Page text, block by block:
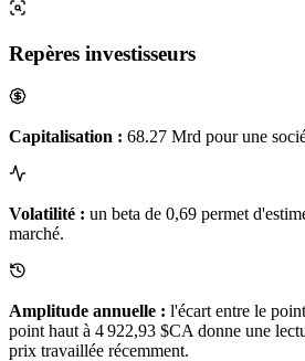
Repères investisseurs
Capitalisation : 68.27 Mrd pour une
Volatilité : un beta de 0,69 permet
marché.
Amplitude annuelle : l'écart entre le
point haut à 4 922,93 $CA donne une
prix travaillée récemment.